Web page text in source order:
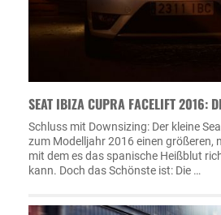
SEAT IBIZA CUPRA FACELIFT 2016:
Schluss mit Downsizing: Der kleine
zum Modelljahr 2016 einen größeren,
mit dem es das spanische Heißblut
kann. Doch das Schönste ist: Die …